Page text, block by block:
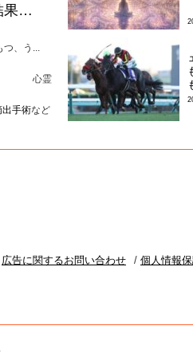
果…
つ、う...
心霊
出手術など
広告に関するお問い合わせ
個人情報